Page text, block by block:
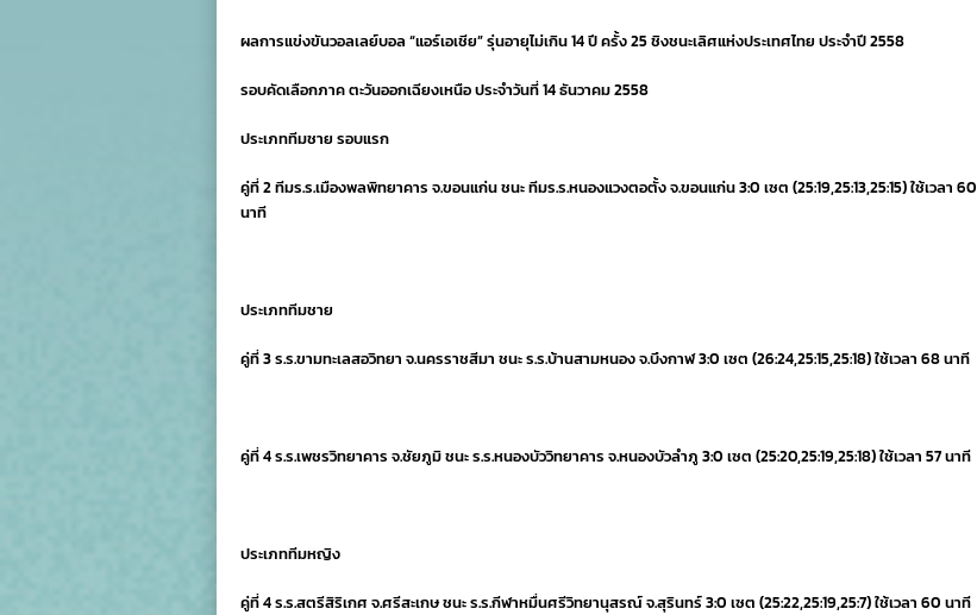
ผลการแข่งขันวอลเลย์บอล “แอร์เอเชีย” รุ่นอายุไม่เกิน 14 ปี ครั้ง 25 ชิงชนะเลิศแห่งประเทศไทย ประจำปี 2558
รอบคัดเลือกภาค ตะวันออกเฉียงเหนือ ประจำวันที่ 14 ธันวาคม 2558
ประเภททีมชาย รอบแรก
คู่ที่ 2 ทีมร.ร.เมืองพลพิทยาคาร จ.ขอนแก่น ชนะ ทีมร.ร.หนองแวงตอตั้ง จ.ขอนแก่น 3:0 เซต (25:19,25:13,25:15) ใช้เวลา 60
นาที
ประเภททีมชาย
คู่ที่ 3 ร.ร.ขามทะเลสอวิทยา จ.นครราชสีมา ชนะ ร.ร.บ้านสามหนอง จ.บึงกาฬ 3:0 เซต (26:24,25:15,25:18) ใช้เวลา 68 นาที
คู่ที่ 4 ร.ร.เพชรวิทยาคาร จ.ชัยภูมิ ชนะ ร.ร.หนองบัววิทยาคาร จ.หนองบัวลำภู 3:0 เซต (25:20,25:19,25:18) ใช้เวลา 57 นาที
ประเภททีมหญิง
คู่ที่ 4 ร.ร.สตรีสิริเกศ จ.ศรีสะเกษ ชนะ ร.ร.กีฬาหมื่นศรีวิทยานุสรณ์ จ.สุรินทร์ 3:0 เซต (25:22,25:19,25:7) ใช้เวลา 60 นาที